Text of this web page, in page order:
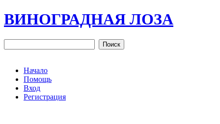
ВИНОГРАДНАЯ ЛОЗА
Начало
Помощь
Вход
Регистрация